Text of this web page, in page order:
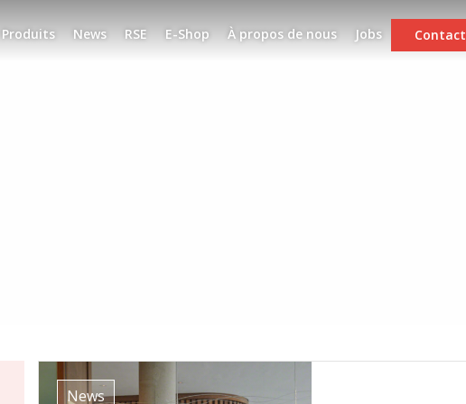
Produits News RSE E-Shop À propos de nous Jobs Contact
News